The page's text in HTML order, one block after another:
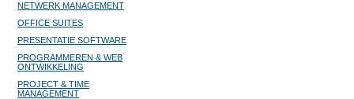
NETWERK MANAGEMENT
OFFICE SUITES
PRESENTATIE SOFTWARE
PROGRAMMEREN & WEB
ONTWIKKELING
PROJECT & TIME
MANAGEMENT